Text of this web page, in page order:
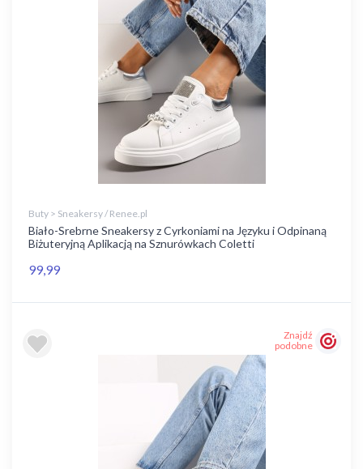
Buty > Sneakersy / Renee.pl
Biało-Srebrne Sneakersy z Cyrkoniami na Języku i Odpinaną
Biżuteryjną Aplikacją na Sznurówkach Coletti
99,99
Znajdź
podobne